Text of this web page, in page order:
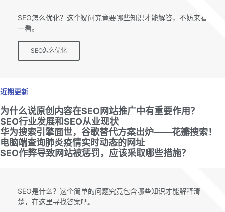
SEO怎么优化？这个疑问究竟要哪些知识才能解答，不妨来看
一看。
SEO怎么优化
SEO专题
近期更新
为什么说原创内容在SEO网站推广中有重要作用？
SEO行业发展和SEO从业现状
华为搜索引擎面世，谷歌替代方案出炉——花瓣搜索！
电脑端查询肺炎疫情实时动态的网址
SEO作弊导致网站被惩罚，应该采取哪些措施？
SEO是什么？这个简单的问题究竟包含哪些知识才能解释清
楚，在这里寻找答案吧。
SEO专题